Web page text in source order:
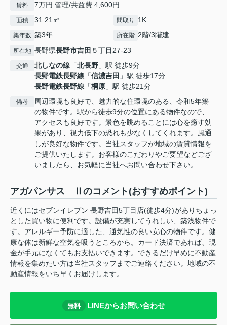
賃料 7万円 管理/共益費 4,600円
面積 31.21㎡ 間取り 1K
築年数 築3年 所在階 2階/3階建
所在地 長野県長野市吉田 ５丁目27-23
交通 北しなの線 「北長野 」駅 徒歩9分
長野電鉄長野線 「信濃吉田 」駅 徒歩17分
長野電鉄長野線 「桐原 」駅 徒歩21分
備考
周辺環境も良好で、魅力的な住環境のある、令和5年築
の物件です。駅から徒歩9分の位置にある物件なので、
アクセスも良好です。景色を眺めることには心を癒す効
果があり、視力低下の恐れも少なくしてくれます。風通
しが良好な物件です。当社スタッフが地域の賃貸情報を
ご提供いたします。お客様のこだわりやご要望などござ
いましたら、お気軽に当社へお問い合わせ下さい。
アガパンサス Ⅱのコメント(おすすめポイント)
近くにはセブンイレブン 長野吉田5丁目店(徒歩4分)がありちょっ
とした買い物に便利です。設備が充実してうれしい、築浅物件で
す。アレルギー予防に適した、通気性の良い安心の物件です。健
康な体は新鮮な空気を吸うところから。カード決済であれば、現
金が手元になくてもお支払いできます。できるだけ早めに不動産
情報を集めたい方は当社スタッフまでご連絡ください。地域の不
動産情報をいち早くお届けします。
無料 LINEからお問い合わせ